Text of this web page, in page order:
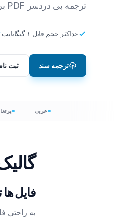
آموزش الکترونیکیانگلیسی
انگلیسی
انگلیسی به
انگلیسی به
ترجمه بی دردسر PDF برای همه زبان ها
حداکثر حجم فایل ۱ گیگابایت
ترجمه سند ثبت
عربی
فایل ها تا ۱